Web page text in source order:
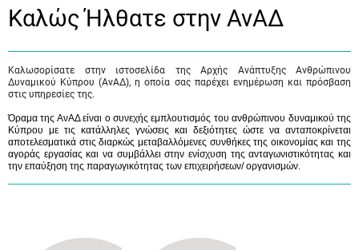
Καλώς Ήλθατε στην ΑνΑΔ
Καλωσορίσατε στην ιστοσελίδα της Αρχής Ανάπτυξης Ανθρώπινου
Δυναμικού Κύπρου (ΑνΑΔ), η οποία σας παρέχει ενημέρωση και πρόσβαση
στις υπηρεσίες της.
Όραμα της ΑνΑΔ είναι ο συνεχής εμπλουτισμός του ανθρώπινου δυναμικού της
Κύπρου με τις κατάλληλες γνώσεις και δεξιότητες ώστε να ανταποκρίνεται
αποτελεσματικά στις διαρκώς μεταβαλλόμενες συνθήκες της οικονομίας και της
αγοράς εργασίας και να συμβάλλει στην ενίσχυση της ανταγωνιστικότητας και
την επαύξηση της παραγωγικότητας των επιχειρήσεων/ οργανισμών.